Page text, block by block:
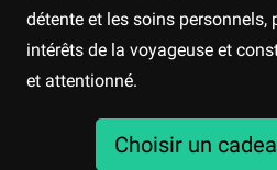
détente et les soins personnels,
intérêts de la voyageuse et
et attentionné.
Choisir un